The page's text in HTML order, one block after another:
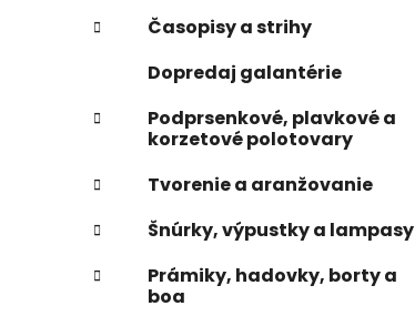
a
l
i
e
Časopisy a strihy
Dopredaj galantérie
Podprsenkové, plavkové a
korzetové polotovary
Tvorenie a aranžovanie
Šnúrky, výpustky a lampasy
Prámiky, hadovky, borty a
boa